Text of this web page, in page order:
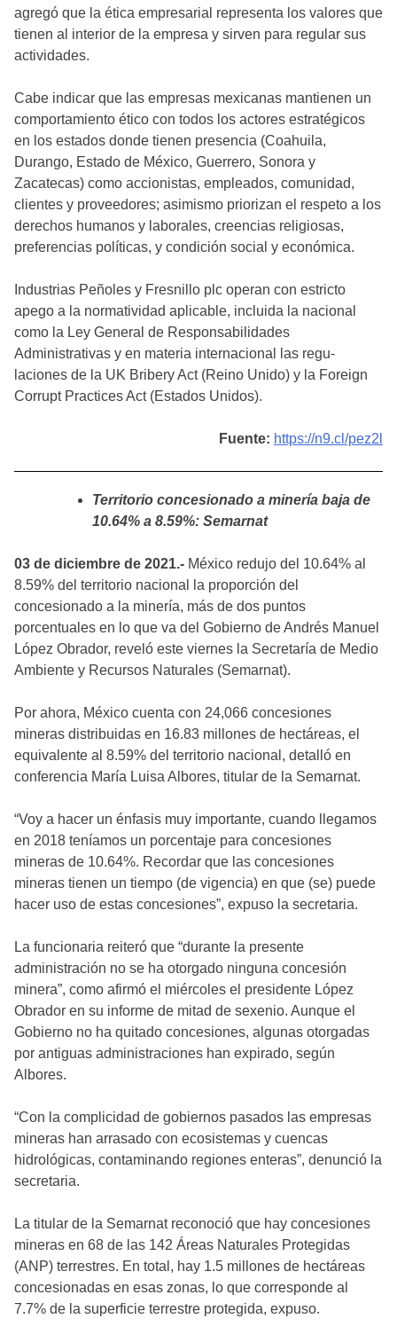
agregó que la ética empresarial representa los valores que
tienen al interior de la empresa y sirven para regular sus
actividades.
Cabe indicar que las empresas mexicanas mantienen un
comportamiento ético con todos los actores estratégicos
en los estados donde tienen presencia (Coahuila,
Durango, Estado de México, Guerrero, Sonora y
Zacatecas) como accionistas, empleados, comuni­dad,
clientes y proveedores; asimismo priorizan el respeto a los
derechos humanos y laborales, creencias religiosas,
preferencias políticas, y condición social y económica.
Industrias Peñoles y Fresnillo plc operan con estricto
apego a la normatividad aplicable, incluida la nacional
como la Ley General de Responsabilidades
Administrativas y en materia internacional las regu­
laciones de la UK Bribery Act (Reino Unido) y la Foreign
Corrupt Practices Act (Estados Unidos).
Fuente: https://n9.cl/pez2l
Territorio concesionado a minería baja de
10.64% a 8.59%: Semarnat
03 de diciembre de 2021.- México redujo del 10.64% al
8.59% del territorio nacional la proporción del
concesionado a la minería, más de dos puntos
porcentuales en lo que va del Gobierno de Andrés Manuel
López Obrador, reveló este viernes la Secretaría de Medio
Ambiente y Recursos Naturales (Semarnat).
Por ahora, México cuenta con 24,066 concesiones
mineras distribuidas en 16.83 millones de hectáreas, el
equivalente al 8.59% del territorio nacional, detalló en
conferencia María Luisa Albores, titular de la Semarnat.
“Voy a hacer un énfasis muy importante, cuando llegamos
en 2018 teníamos un porcentaje para concesiones
mineras de 10.64%. Recordar que las concesiones
mineras tienen un tiempo (de vigencia) en que (se) puede
hacer uso de estas concesiones”, expuso la secretaria.
La funcionaria reiteró que “durante la presente
administración no se ha otorgado ninguna concesión
minera”, como afirmó el miércoles el presidente López
Obrador en su informe de mitad de sexenio. Aunque el
Gobierno no ha quitado concesiones, algunas otorgadas
por antiguas administraciones han expirado, según
Albores.
“Con la complicidad de gobiernos pasados las empresas
mineras han arrasado con ecosistemas y cuencas
hidrológicas, contaminando regiones enteras”, denunció la
secretaria.
La titular de la Semarnat reconoció que hay concesiones
mineras en 68 de las 142 Áreas Naturales Protegidas
(ANP) terrestres. En total, hay 1.5 millones de hectáreas
concesionadas en esas zonas, lo que corresponde al
7.7% de la superficie terrestre protegida, expuso.